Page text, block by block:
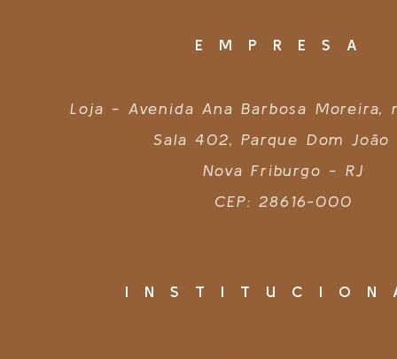
EMPRESA
Loja - Avenida Ana Barbosa Moreira,
Sala 402, Parque Dom João
Nova Friburgo - RJ
CEP: 28616-000